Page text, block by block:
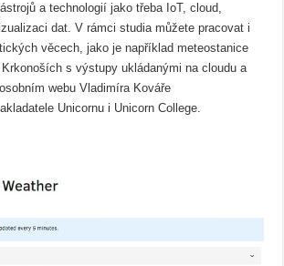
a technologií jako třeba IoT, cloud,
dat. V rámci studia můžete pracovat i
věcech, jako je například meteostanice
s výstupy ukládanými na cloudu a
webu Vladimíra Kováře
Unicornu i Unicorn College.